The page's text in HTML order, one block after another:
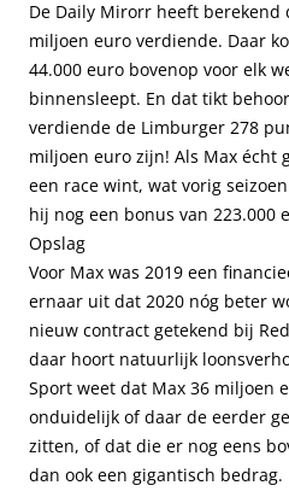
De Daily Mirorr heeft berekend
miljoen euro verdiende. Daar
44.000 euro bovenop voor elk
binnensleept. En dat tikt
verdiende de Limburger 278
miljoen euro zijn! Als Max écht
een race wint, wat vorig
hij nog een bonus van 223.000
Opslag
Voor Max was 2019 een
ernaar uit dat 2020 nóg beter
nieuw contract getekend bij
daar hoort natuurlijk
Sport weet dat Max 36 miljoen
onduidelijk of daar de eerder
zitten, of dat die er nog eens
dan ook een gigantisch bedrag.